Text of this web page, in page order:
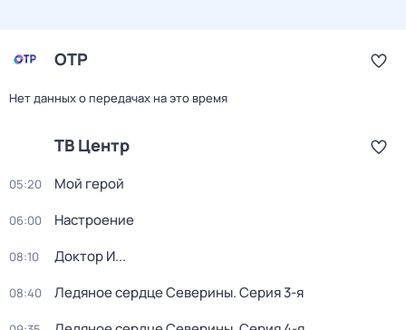
ОТР
Нет данных о передачах на это время
ТВ Центр
05:20 Мой герой
06:00 Настроение
08:10 Доктор И...
08:40 Ледяное сердце Северины. Серия 3-я